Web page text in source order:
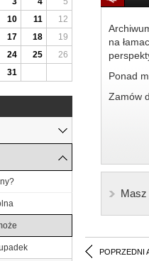
na
Ponad
Zamów
Masz
POPRZEDNI
10 11
12
17 18
19
24 25
26
31